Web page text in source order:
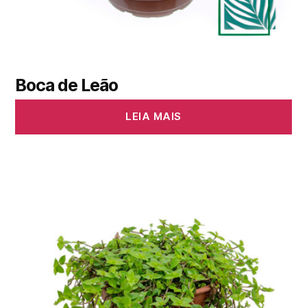
Boca de Leão
LEIA MAIS